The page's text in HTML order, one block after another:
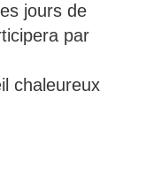
jours de
par
chaleureux